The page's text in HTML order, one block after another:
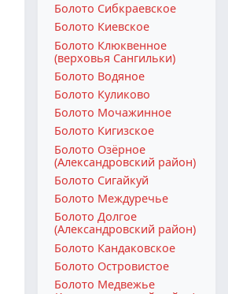
Болото Сибкраевское
Болото Киевское
Болото Клюквенное
(верховья Сангильки)
Болото Водяное
Болото Куликово
Болото Мочажинное
Болото Кигизское
Болото Озёрное
(Александровский район)
Болото Сигайкуй
Болото Междуречье
Болото Долгое
(Александровский район)
Болото Кандаковское
Болото Островистое
Болото Медвежье